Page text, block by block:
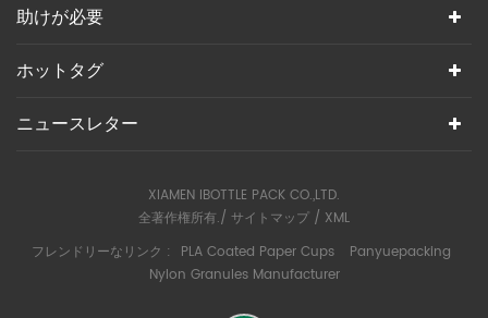
助けが必要
ホットタグ
ニュースレター
XIAMEN IBOTTLE PACK CO.,LTD.
全著作権所有./ サイトマップ / XML
フレンドリーなリンク :
PLA Coated Paper Cups
Panyuepacking
Nylon Granules Manufacturer